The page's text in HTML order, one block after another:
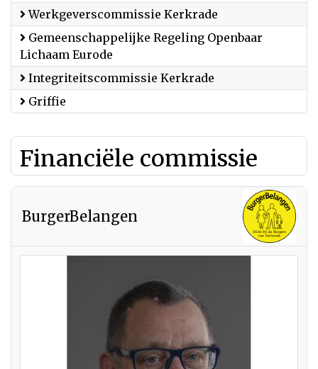
Werkgeverscommissie Kerkrade
Lichaam Eurode
Integriteitscommissie Kerkrade
Griffie
Financiële commissie
BurgerBelangen